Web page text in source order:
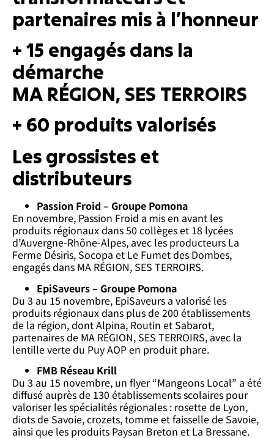
partenaires mis à l’honneur
+ 15 engagés dans la
démarche
MA RÉGION, SES TERROIRS
+ 60 produits valorisés
Les grossistes et
distributeurs
Passion Froid – Groupe Pomona
En novembre, Passion Froid a mis en avant les
produits régionaux dans 50 collèges et 18 lycées
d’Auvergne-Rhône-Alpes, avec les producteurs La
Ferme Désiris, Socopa et Le Fumet des Dombes,
engagés dans MA RÉGION, SES TERROIRS.
EpiSaveurs – Groupe Pomona
Du 3 au 15 novembre, EpiSaveurs a valorisé les
produits régionaux dans plus de 200 établissements
de la région, dont Alpina, Routin et Sabarot,
partenaires de MA RÉGION, SES TERROIRS, avec la
lentille verte du Puy AOP en produit phare.
FMB Réseau Krill
Du 3 au 15 novembre, un flyer “Mangeons Local” a été
diffusé auprès de 130 établissements scolaires pour
valoriser les spécialités régionales : rosette de Lyon,
diots de Savoie, crozets, tomme et faisselle de Savoie,
ainsi que les produits Paysan Breton et La Bressane.